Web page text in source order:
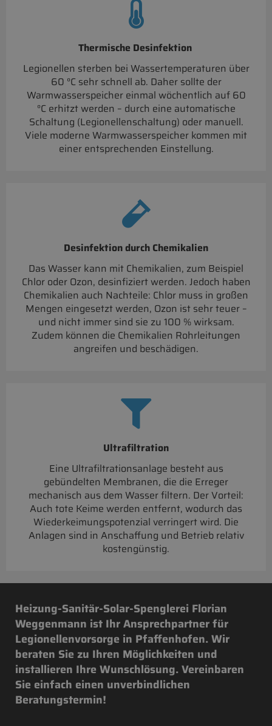
Thermische Desinfektion
Legionellen sterben bei Wassertemperaturen über
60 °C sehr schnell ab. Daher sollte der
Warmwasserspeicher einmal wöchentlich auf 60
°C erhitzt werden – durch eine automatische
Schaltung (Legionellenschaltung) oder manuell.
Viele moderne Warmwasserspeicher kommen mit
einer entsprechenden Einstellung.
Desinfektion durch Chemikalien
Das Wasser kann mit Chemikalien, zum Beispiel
Chlor oder Ozon, desinfiziert werden. Jedoch haben
Chemikalien auch Nachteile: Chlor muss in großen
Mengen eingesetzt werden, Ozon ist sehr teuer –
und nicht immer sind sie zu 100 % wirksam.
Zudem können die Chemikalien Rohrleitungen
angreifen und beschädigen.
Ultrafiltration
Eine Ultrafiltrationsanlage besteht aus
gebündelten Membranen, die die Erreger
mechanisch aus dem Wasser filtern. Der Vorteil:
Auch tote Keime werden entfernt, wodurch das
Wiederkeimungspotenzial verringert wird. Die
Anlagen sind in Anschaffung und Betrieb relativ
kostengünstig.
Heizung-Sanitär-Solar-Spenglerei Florian
Weggenmann ist Ihr Ansprechpartner für
Legionellenvorsorge in Pfaffenhofen. Wir
beraten Sie zu Ihren Möglichkeiten und
installieren Ihre Wunschlösung. Vereinbaren
Sie einfach einen unverbindlichen
Beratungstermin!